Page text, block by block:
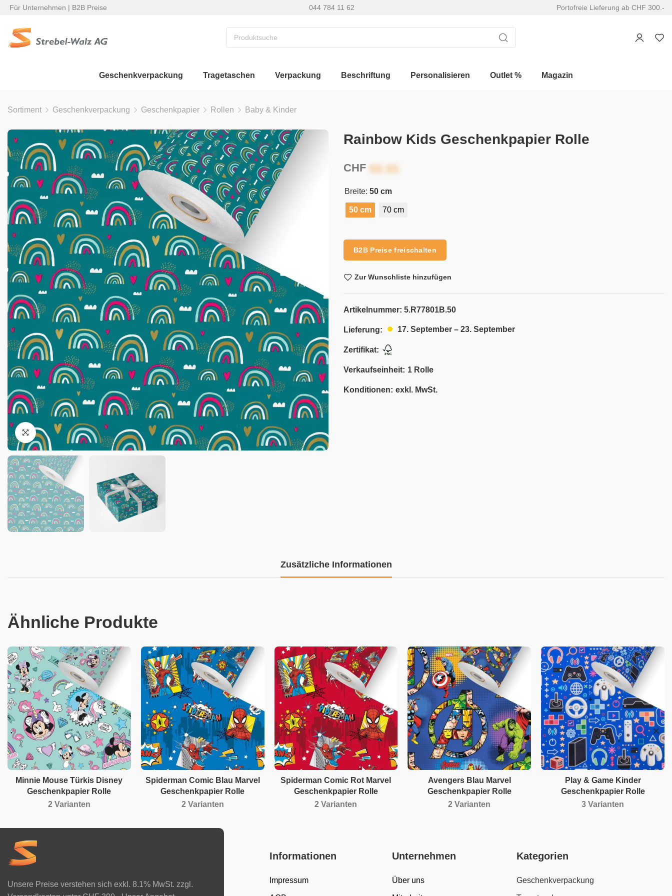
Für Unternehmen | B2B Preise 044 784 11 62 Portofreie Lieferung ab CHF 300.-
Geschenkverpackung Tragetaschen Verpackung Beschriftung Personalisieren Outlet % Magazin
Sortiment Geschenkverpackung Geschenkpapier Rollen Baby & Kinder
Rainbow Kids Geschenkpapier Rolle
CHF
Breite: 50 cm
50 cm 70 cm
B2B Preise freischalten
Zur Wunschliste hinzufügen
Artikelnummer: 5.R77801B.50
Lieferung: 17. September – 23. September
Zertifikat:
Verkaufseinheit: 1 Rolle
Konditionen: exkl. MwSt.
Zusätzliche Informationen
Ähnliche Produkte
Minnie Mouse Türkis Disney
Geschenkpapier Rolle
2 Varianten
Spiderman Comic Blau Marvel
Geschenkpapier Rolle
2 Varianten
Spiderman Comic Rot Marvel
Geschenkpapier Rolle
2 Varianten
Avengers Blau Marvel
Geschenkpapier Rolle
2 Varianten
Play & Game Kinder
Geschenkpapier Rolle
3 Varianten
Unsere Preise verstehen sich exkl. 8.1% MwSt. zzgl.
Informationen
Impressum
Unternehmen
Über uns
Kategorien
Geschenkverpackung